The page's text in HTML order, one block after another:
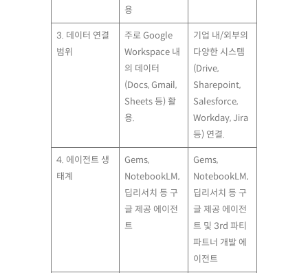
용
3. 데이터 연결
범위
주로 Google
Workspace 내
의 데이터
(Docs, Gmail,
Sheets 등) 활
용.
기업 내/외부의
다양한 시스템
(Drive,
Sharepoint,
Salesforce,
Workday, Jira
등) 연결.
4. 에이전트 생
태계
Gems,
NotebookLM,
딥리서치 등 구
글 제공 에이전
트
Gems,
NotebookLM,
딥리서치 등 구
글 제공 에이전
트 및 3rd 파티
파트너 개발 에
이전트